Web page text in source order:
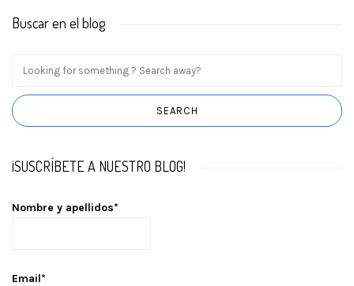
Buscar en el blog
¡SUSCRÍBETE A NUESTRO BLOG!
Nombre y apellidos*
Email*